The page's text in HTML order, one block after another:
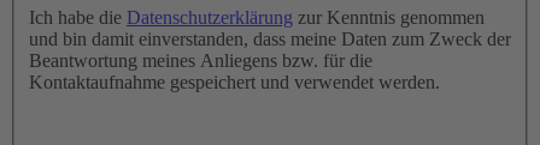
Ich habe die Datenschutzerklärung zur Kenntnis genommen
und bin damit einverstanden, dass meine Daten zum Zweck der
Beantwortung meines Anliegens bzw. für die
Kontaktaufnahme gespeichert und verwendet werden.